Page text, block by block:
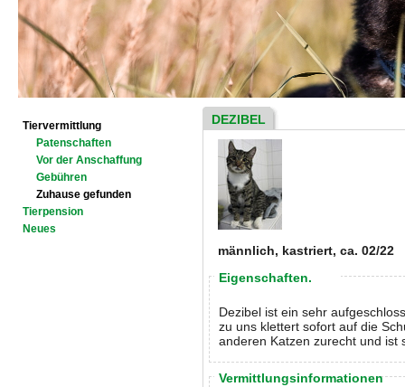
Tiervermittlung
Patenschaften
Vor der Anschaffung
Gebühren
Zuhause gefunden
Tierpension
Neues
DEZIBEL
männlich, kastriert, ca. 02/22
Eigenschaften.
Dezibel ist ein sehr
zu uns klettert sofort auf die
anderen Katzen zurecht und ist
Vermittlungsinformationen